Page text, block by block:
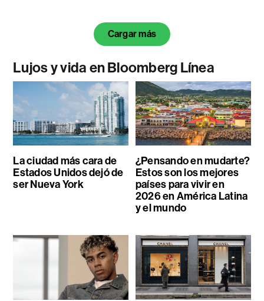
Cargar más
Lujos y vida en Bloomberg Línea
La ciudad más cara de
Estados Unidos dejó de
ser Nueva York
¿Pensando en mudarte?
Estos son los mejores
países para vivir en
2026 en América Latina
y el mundo